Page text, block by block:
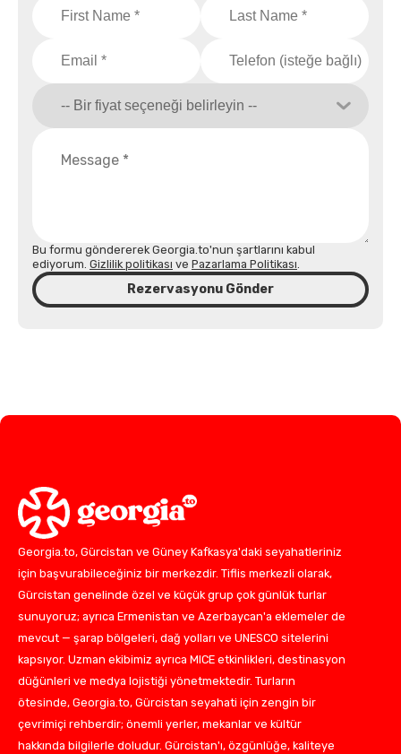
Bu formu göndererek Georgia.to'nun şartlarını kabul
ediyorum. Gizlilik politikası ve Pazarlama Politikası.
Rezervasyonu Gönder
Georgia.to, Gürcistan ve Güney Kafkasya'daki seyahatleriniz
için başvurabileceğiniz bir merkezdir. Tiflis merkezli olarak,
Gürcistan genelinde özel ve küçük grup çok günlük turlar
sunuyoruz; ayrıca Ermenistan ve Azerbaycan'a eklemeler de
mevcut — şarap bölgeleri, dağ yolları ve UNESCO sitelerini
kapsıyor. Uzman ekibimiz ayrıca MICE etkinlikleri, destinasyon
düğünleri ve medya lojistiği yönetmektedir. Turların
ötesinde, Georgia.to, Gürcistan seyahati için zengin bir
çevrimiçi rehberdir; önemli yerler, mekanlar ve kültür
hakkında bilgilerle doludur. Gürcistan'ı, özgünlüğe, kaliteye